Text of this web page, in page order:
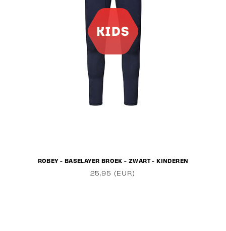
ROBEY - BASELAYER BROEK - ZWART - KINDEREN
25,95 (EUR)